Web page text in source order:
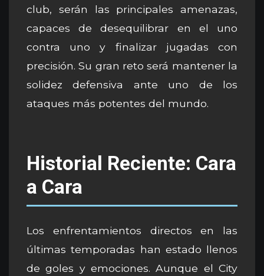
club, serán las principales amenazas,
capaces de desequilibrar en el uno
contra uno y finalizar jugadas con
precisión. Su gran reto será mantener la
solidez defensiva ante uno de los
ataques más potentes del mundo.
Historial Reciente: Cara
a Cara
Los enfrentamientos directos en las
últimas temporadas han estado llenos
de goles y emociones. Aunque el City